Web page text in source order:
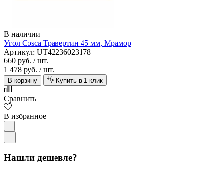
В наличии
Угол Cosca Травертин 45 мм, Мрамор
Артикул: UT42236023178
660 руб. / шт.
1 478 руб. / шт.
В корзину Купить в 1 клик
Сравнить
В избранное
Нашли дешевле?